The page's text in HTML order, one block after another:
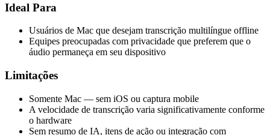
Ideal Para
Usuários de Mac que desejam transcrição multilíngue offline
Equipes preocupadas com privacidade que preferem que o
áudio permaneça em seu dispositivo
Limitações
Somente Mac — sem iOS ou captura mobile
A velocidade de transcrição varia significativamente conforme
o hardware
Sem resumo de IA, itens de ação ou integração com